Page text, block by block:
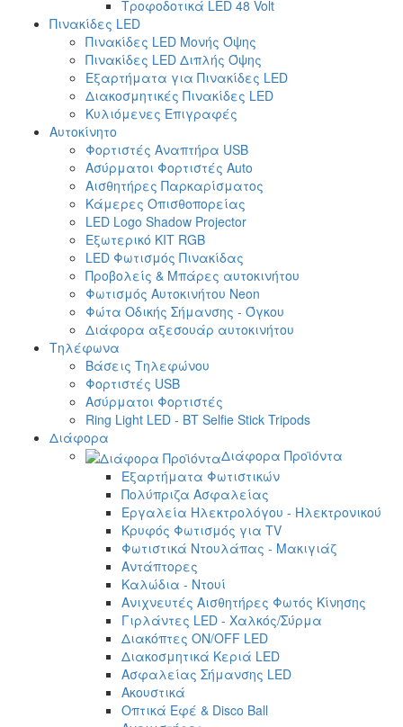
Τροφοδοτικά LED 48 Volt
Πινακίδες LED
Πινακίδες LED Μονής Όψης
Πινακίδες LED Διπλής Όψης
Εξαρτήματα για Πινακίδες LED
Διακοσμητικές Πινακίδες LED
Κυλιόμενες Επιγραφές
Αυτοκίνητο
Φορτιστές Αναπτήρα USB
Ασύρματοι Φορτιστές Auto
Αισθητήρες Παρκαρίσματος
Κάμερες Οπισθοπορείας
LED Logo Shadow Projector
Εξωτερικό ΚΙΤ RGB
LED Φωτισμός Πινακίδας
Προβολείς & Μπάρες αυτοκινήτου
Φωτισμός Αυτοκινήτου Neon
Φώτα Οδικής Σήμανσης - Όγκου
Διάφορα αξεσουάρ αυτοκινήτου
Τηλέφωνα
Βάσεις Τηλεφώνου
Φορτιστές USB
Ασύρματοι Φορτιστές
Ring Light LED - BT Selfie Stick Tripods
Διάφορα
Διάφορα Προϊόντα
Εξαρτήματα Φωτιστικών
Πολύπριζα Ασφαλείας
Εργαλεία Ηλεκτρολόγου - Ηλεκτρονικού
Κρυφός Φωτισμός για TV
Φωτιστικά Ντουλάπας - Μακιγιάζ
Αντάπτορες
Καλώδια - Ντουί
Ανιχνευτές Αισθητήρες Φωτός Κίνησης
Γιρλάντες LED - Χαλκός/Σύρμα
Διακόπτες ON/OFF LED
Διακοσμητικά Κεριά LED
Ασφαλείας Σήμανσης LED
Ακουστικά
Οπτικά Εφέ & Disco Ball